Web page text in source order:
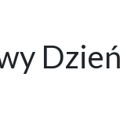
Dzień